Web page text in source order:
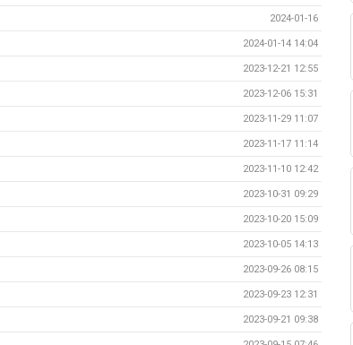
2024-01-16
2024-01-14 14:04
2023-12-21 12:55
2023-12-06 15:31
2023-11-29 11:07
2023-11-17 11:14
2023-11-10 12:42
2023-10-31 09:29
2023-10-20 15:09
2023-10-05 14:13
2023-09-26 08:15
2023-09-23 12:31
2023-09-21 09:38